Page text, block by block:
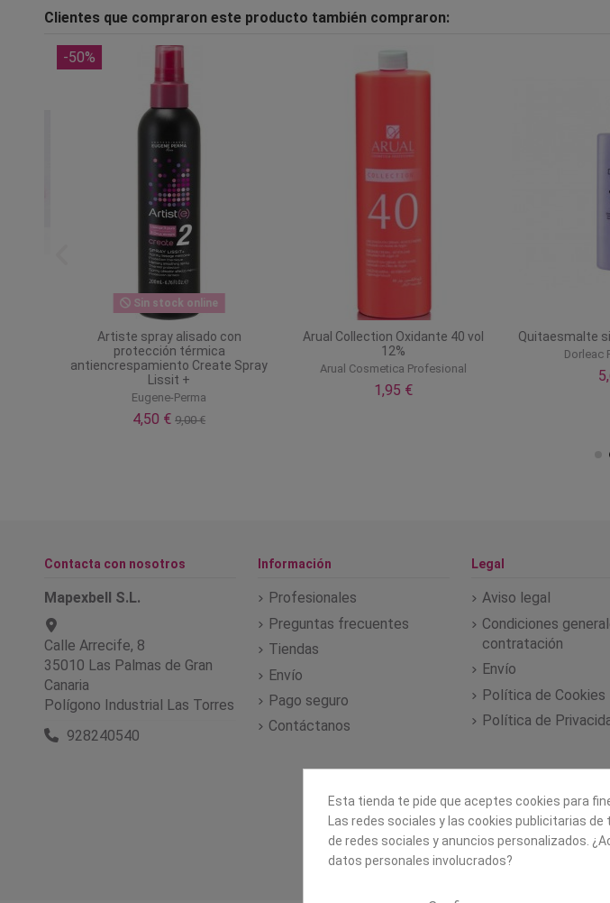
Clientes que compraron este producto también compraron:
-50%
Sin stock online
Artiste spray alisado con
protección térmica
antiencrespamiento Create Spray
Lissit +
Eugene-Perma
4,50 € 9,00 €
Arual Collection Oxidante 40 vol
12%
Arual Cosmetica Profesional
1,95 €
Quitaesmalte
Dorleac
Contacta con nosotros
Mapexbell S.L.
Calle Arrecife, 8
35010 Las Palmas de Gran
Canaria
Polígono Industrial Las Torres
928240540
Información
Profesionales
Preguntas frecuentes
Tiendas
Envío
Pago seguro
Contáctanos
Legal
Aviso legal
Condiciones
contratación
Envío
Política de Cookies
Política de
Esta tienda te pide que aceptes cookies para
Las redes sociales y las cookies publicitarias
de redes sociales y anuncios personalizados.
datos personales involucrados?